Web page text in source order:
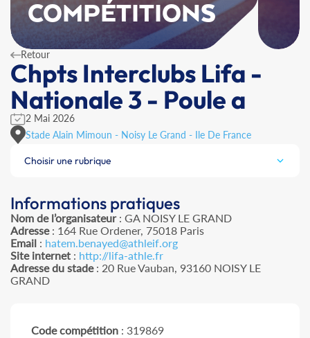
COMPÉTITIONS
Retour
Chpts Interclubs Lifa -
Nationale 3 - Poule a
2 Mai 2026
Stade Alain Mimoun - Noisy Le Grand - Ile De France
Choisir une rubrique
Informations pratiques
Nom de l’organisateur: GA NOISY LE GRAND
Adresse: 164 Rue Ordener, 75018 Paris
Email : hatem.benayed@athleif.org
Site internet : http://lifa-athle.fr
Adresse du stade: 20 Rue Vauban, 93160 NOISY LE
GRAND
Code compétition : 319869